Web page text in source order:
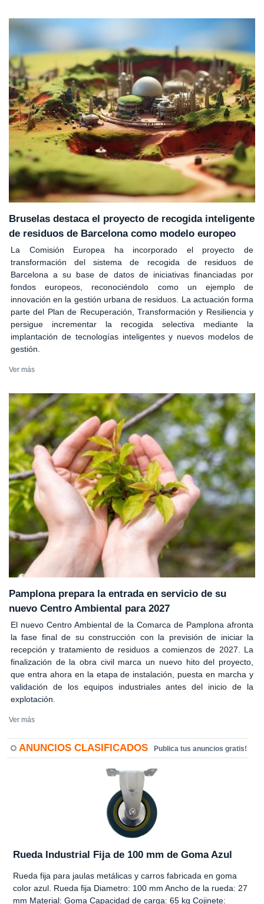
Bruselas destaca el proyecto de recogida inteligente
de residuos de Barcelona como modelo europeo
La Comisión Europea ha incorporado el proyecto de
transformación del sistema de recogida de residuos de
Barcelona a su base de datos de iniciativas financiadas por
fondos europeos, reconociéndolo como un ejemplo de
innovación en la gestión urbana de residuos. La actuación forma
parte del Plan de Recuperación, Transformación y Resiliencia y
persigue incrementar la recogida selectiva mediante la
implantación de tecnologías inteligentes y nuevos modelos de
gestión.
Ver más
Pamplona prepara la entrada en servicio de su
nuevo Centro Ambiental para 2027
El nuevo Centro Ambiental de la Comarca de Pamplona afronta
la fase final de su construcción con la previsión de iniciar la
recepción y tratamiento de residuos a comienzos de 2027. La
finalización de la obra civil marca un nuevo hito del proyecto,
que entra ahora en la etapa de instalación, puesta en marcha y
validación de los equipos industriales antes del inicio de la
explotación.
Ver más
ANUNCIOS CLASIFICADOS Publica tus anuncios gratis!
Rueda Industrial Fija de 100 mm de Goma Azul
Rueda fija para jaulas metálicas y carros fabricada en goma
color azul. Rueda fija Diametro: 100 mm Ancho de la rueda: 27
mm Material: Goma Capacidad de carga: 65 kg Cojinete: